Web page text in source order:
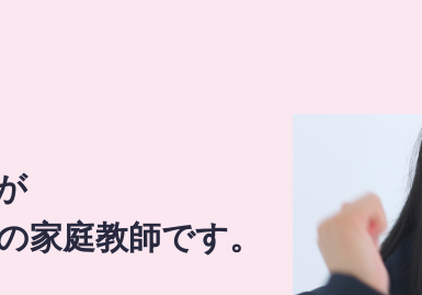
家庭教師です。